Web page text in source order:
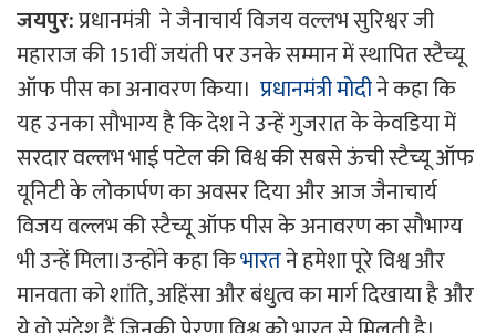
जयपुर:प्रधानमंत्री ने जैनाचार्य विजय वल्लभ सुरिश्वर जी
महाराज की 151वीं जयंती पर उनके सम्मान में स्थापित स्टैच्यू
ऑफ पीस का अनावरण किया। प्रधानमंत्री मोदीने कहा कि
यह उनका सौभाग्य है कि देश ने उन्हें गुजरात के केवडिया में
सरदार वल्लभ भाई पटेल की विश्व की सबसे ऊंची स्टैच्यू ऑफ
यूनिटी के लोकार्पण का अवसर दिया और आज जैनाचार्य
विजय वल्लभ की स्टैच्यू ऑफ पीस के अनावरण का सौभाग्य
भी उन्हें मिला।उन्होंने कहा किभारतने हमेशा पूरे विश्व और
मानवता को शांति, अहिंसा और बंधुत्व का मार्ग दिखाया है और